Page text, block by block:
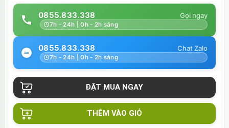
0855.833.338
7h - 24h | 0h - 2h sáng
0855.833.338
7h - 24h | 0h - 2h sáng
THÊM VÀO GIỎ